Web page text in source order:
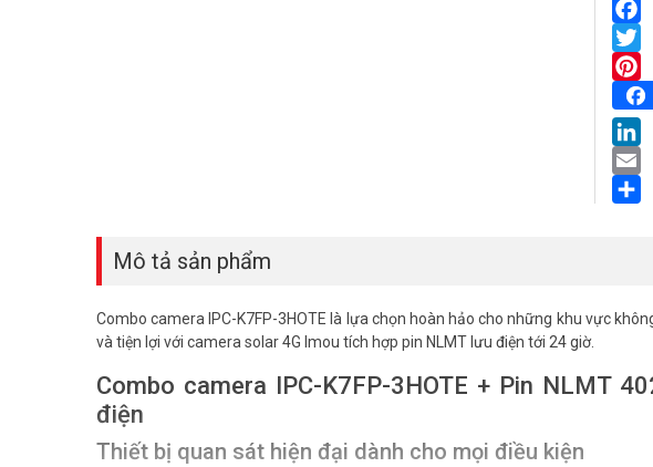
Email
Mô tả sản phẩm
Combo camera IPC-K7FP-3HOTE là lựa chọn hoàn hảo cho những khu vực
và tiện lợi với camera solar 4G Imou tích hợp pin NLMT lưu điện tới 24 giờ.
Combo camera IPC-K7FP-3HOTE + Pin NLMT
điện
Thiết bị quan sát hiện đại dành cho mọi điều kiện